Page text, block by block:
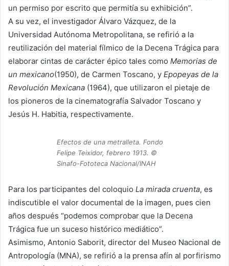
un permiso por escrito que permitía su exhibición”.
A su vez, el investigador Álvaro Vázquez, de la
Universidad Autónoma Metropolitana, se refirió a la
reutilización del material fílmico de la Decena Trágica para
elaborar cintas de carácter épico tales como Memorias de
un mexicano(1950), de Carmen Toscano, y Epopeyas de la
Revolución Mexicana (1964), que utilizaron el pietaje de
los pioneros de la cinematografía Salvador Toscano y
Jesús H. Habitia, respectivamente.
Efectos de una metralleta. Fondo
Felipe Teixidor, febrero 1913. ©
Sinafo-Fototeca Nacional/INAH
Para los participantes del coloquio La mirada cruenta, es
indiscutible el valor documental de la imagen, pues cien
años después “podemos comprobar que la Decena
Trágica fue un suceso histórico mediático”.
Asimismo, Antonio Saborit, director del Museo Nacional de
Antropología (MNA), se refirió a la prensa afín al porfirismo